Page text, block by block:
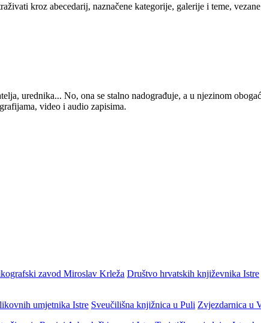
kroz abecedarij, naznačene kategorije, galerije i teme,
urednika... No, ona se stalno nadograđuje, a u njezinom
video i audio zapisima.
zavod Miroslav Krleža Društvo hrvatskih književnika Istre
umjetnika Istre Sveučilišna knjižnica u Puli Zvjezdarnica u